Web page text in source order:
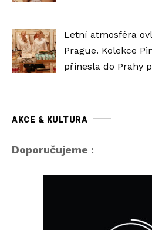
Letní atmosféra
Prague. Kolekce
přinesla do Prahy
AKCE & KULTURA
Doporučujeme :